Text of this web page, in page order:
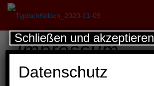
Impressum
Datenschutz
Schließen und akzeptieren